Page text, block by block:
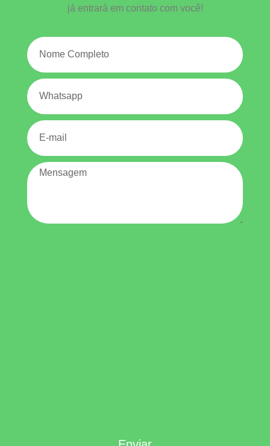
já entrará em contato com você!